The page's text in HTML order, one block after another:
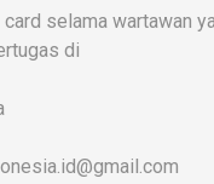
selama wartawan
di